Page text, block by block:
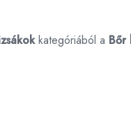
kategóriából a Bőr